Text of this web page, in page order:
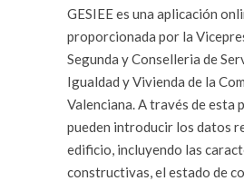
GESIEE es una aplicación
proporcionada por la
Segunda y Conselleria de
Igualdad y Vivienda de la
Valenciana. A través de esta
pueden introducir los datos
edificio, incluyendo las
constructivas, el estado de